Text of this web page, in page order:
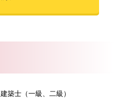
建築士（一級、二級）